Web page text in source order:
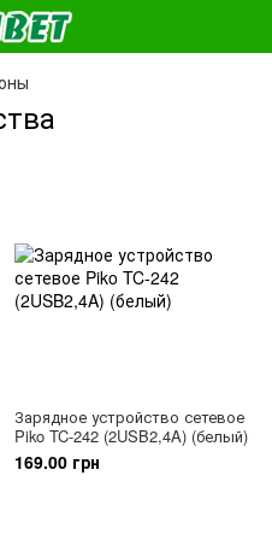
Зарядное устройство сетевое
Piko TC-242 (2USB2,4A) (белый)
169.00 грн